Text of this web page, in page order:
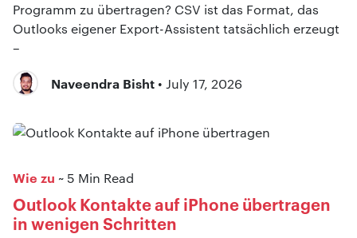
Programm zu übertragen? CSV ist das Format, das
Outlooks eigener Export-Assistent tatsächlich erzeugt
–
Naveendra Bisht • July 17, 2026
Wie zu ~ 5 Min Read
Outlook Kontakte auf iPhone übertragen
in wenigen Schritten